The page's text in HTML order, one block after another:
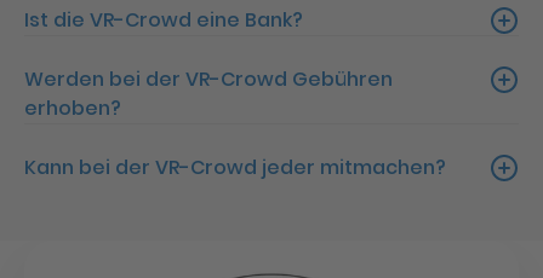
Ist die VR-Crowd eine Bank?
Werden bei der VR-Crowd Gebühren
erhoben?
Kann bei der VR-Crowd jeder mitmachen?